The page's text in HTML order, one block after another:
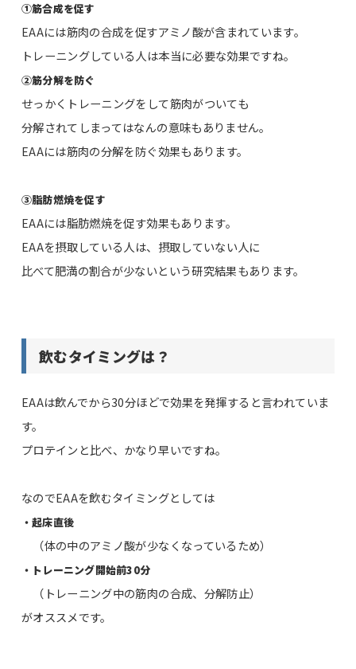
①筋合成を促す
EAAには筋肉の合成を促すアミノ酸が含まれています。
トレーニングしている人は本当に必要な効果ですね。
②筋分解を防ぐ
せっかくトレーニングをして筋肉がついても
分解されてしまってはなんの意味もありません。
EAAには筋肉の分解を防ぐ効果もあります。
③脂肪燃焼を促す
EAAには脂肪燃焼を促す効果もあります。
EAAを摂取している人は、摂取していない人に
比べて肥満の割合が少ないという研究結果もあります。
飲むタイミングは？
EAAは飲んでから30分ほどで効果を発揮すると言われていま
す。
プロテインと比べ、かなり早いですね。
なのでEAAを飲むタイミングとしては
・起床直後
（体の中のアミノ酸が少なくなっているため）
・トレーニング開始前30分
（トレーニング中の筋肉の合成、分解防止）
がオススメです。